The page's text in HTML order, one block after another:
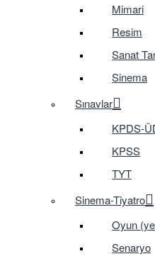
Mimari
Resim
Sanat
Sinema
Sınavlar
KPDS-
KPSS
TYT
Sinema-Tiyatro
Oyun
Senaryo